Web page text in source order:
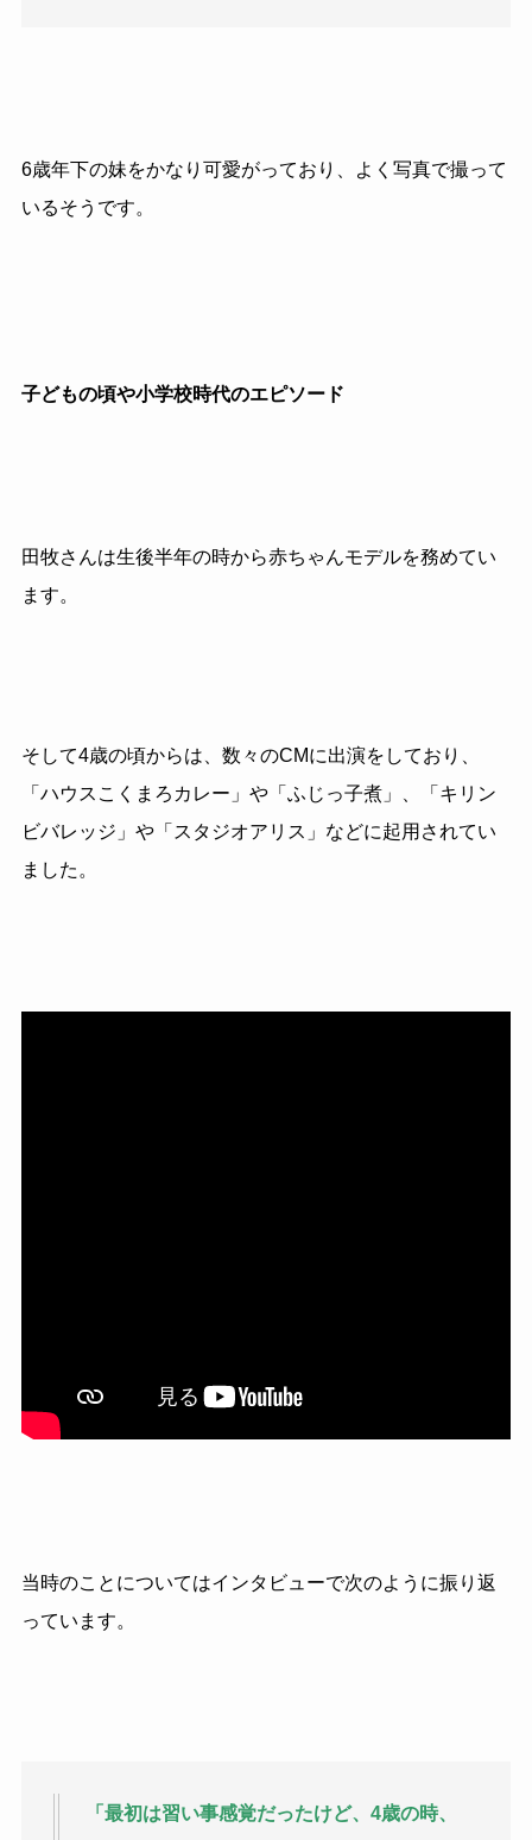
6歳年下の妹をかなり可愛がっており、よく写真で撮って
いるそうです。
子どもの頃や小学校時代のエピソード
田牧さんは生後半年の時から赤ちゃんモデルを務めてい
ます。
そして4歳の頃からは、数々のCMに出演をしており、
「ハウスこくまろカレー」や「ふじっ子煮」、「キリン
ビバレッジ」や「スタジオアリス」などに起用されてい
ました。
当時のことについてはインタビューで次のように振り返
っています。
「最初は習い事感覚だったけど、4歳の時、